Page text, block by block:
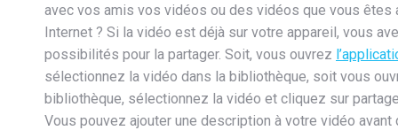
avec vos amis vos vidéos ou des vidéos que vous êtes
Internet ? Si la vidéo est déjà sur votre appareil, vous
possibilités pour la partager. Soit, vous ouvrez
sélectionnez la vidéo dans la bibliothèque, soit vous
bibliothèque, sélectionnez la vidéo et cliquez sur
Vous pouvez ajouter une description à votre vidéo avant